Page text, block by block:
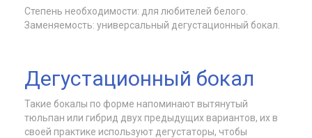
Степень необходимости: для любителей белого.
Заменяемость: универсальный дегустационный бокал.
Дегустационный бокал
Такие бокалы по форме напоминают вытянутый
тюльпан или гибрид двух предыдущих вариантов, их в
своей практике используют дегустаторы, чтобы